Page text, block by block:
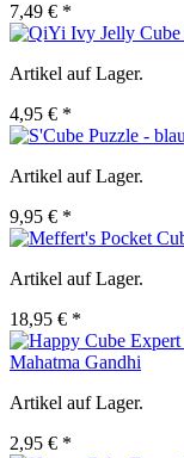
7,49 € *
Artikel auf Lager.
4,95 € *
Artikel auf Lager.
9,95 € *
Artikel auf Lager.
18,95 € *
Mahatma Gandhi
Artikel auf Lager.
2,95 € *